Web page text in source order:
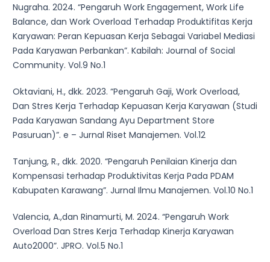
Nugraha. 2024. “Pengaruh Work Engagement, Work Life
Balance, dan Work Overload Terhadap Produktifitas Kerja
Karyawan: Peran Kepuasan Kerja Sebagai Variabel Mediasi
Pada Karyawan Perbankan”. Kabilah: Journal of Social
Community. Vol.9 No.1
Oktaviani, H., dkk. 2023. “Pengaruh Gaji, Work Overload,
Dan Stres Kerja Terhadap Kepuasan Kerja Karyawan (Studi
Pada Karyawan Sandang Ayu Department Store
Pasuruan)”. e – Jurnal Riset Manajemen. Vol.12
Tanjung, R., dkk. 2020. “Pengaruh Penilaian Kinerja dan
Kompensasi terhadap Produktivitas Kerja Pada PDAM
Kabupaten Karawang”. Jurnal Ilmu Manajemen. Vol.10 No.1
Valencia, A.,dan Rinamurti, M. 2024. “Pengaruh Work
Overload Dan Stres Kerja Terhadap Kinerja Karyawan
Auto2000”. JPRO. Vol.5 No.1